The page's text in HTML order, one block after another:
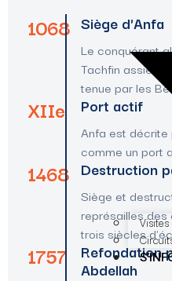
1068 Siège d'Anfa
Le conquérant
Tachfin assiège
tenue par les
XIIe Port actif
Anfa est
comme un port
1468 Destruction
Siège et
représailles des
trois siècles
1757
Refondation
Abdellah